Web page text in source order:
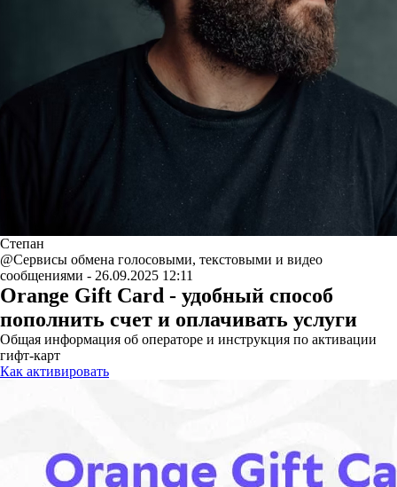
Степан
@Сервисы обмена голосовыми, текстовыми и видео
сообщениями - 26.09.2025 12:11
Orange Gift Card - удобный способ
пополнить счет и оплачивать услуги
Общая информация об операторе и инструкция по активации
гифт-карт
Как активировать